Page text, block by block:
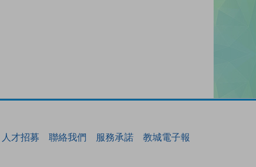
人才招募 聯絡我們 服務承諾 教城電子報